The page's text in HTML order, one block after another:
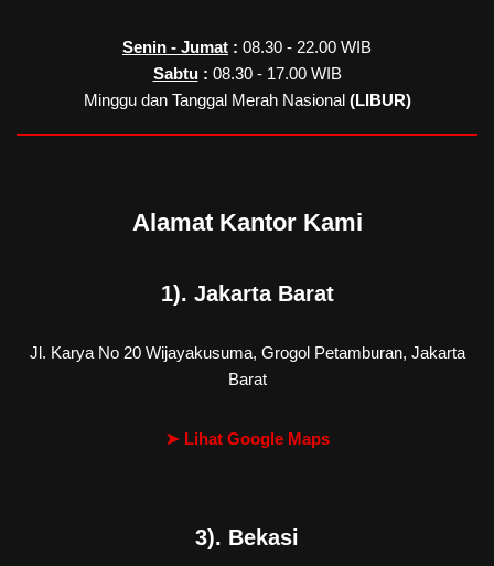
Senin - Jumat : 08.30 - 22.00 WIB
Sabtu: 08.30 - 17.00 WIB
Minggu dan Tanggal Merah Nasional (LIBUR)
Alamat Kantor Kami
1). Jakarta Barat
Jl. Karya No 20 Wijayakusuma, Grogol Petamburan, Jakarta
Barat
➤ Lihat Google Maps
3). Bekasi